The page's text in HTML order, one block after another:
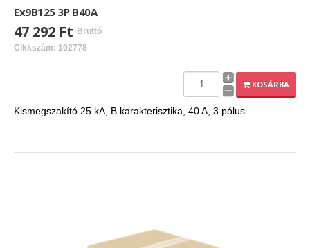
Ex9B125 3P B40A
47 292 Ft Bruttó
Cikkszám: 102778
KOSÁRBA
Kismegszakító 25 kA, B karakterisztika, 40 A, 3 pólus